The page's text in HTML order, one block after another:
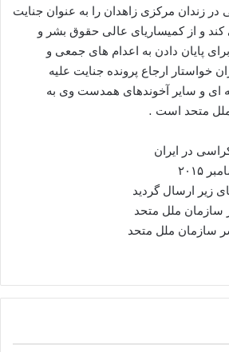
۴ زندانی در زندان مرکزی زاهدان را به عنوان جنایت
و از کمیساریای عالی حقوق بشر و
پایان دادن به اعدام های جمعی و
خواستار ارجاع پرونده جنایت علیه
ای و سایر آخوندهای همدست وی به
متحد است .
در ایران
زیر ارسال گردید
ملل متحد
سازمان ملل متحد